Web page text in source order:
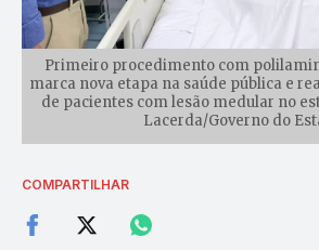
Primeiro procedimento com
marca nova etapa na saúde pública e
de pacientes com lesão medular no
Lacerda/Governo do
COMPARTILHAR